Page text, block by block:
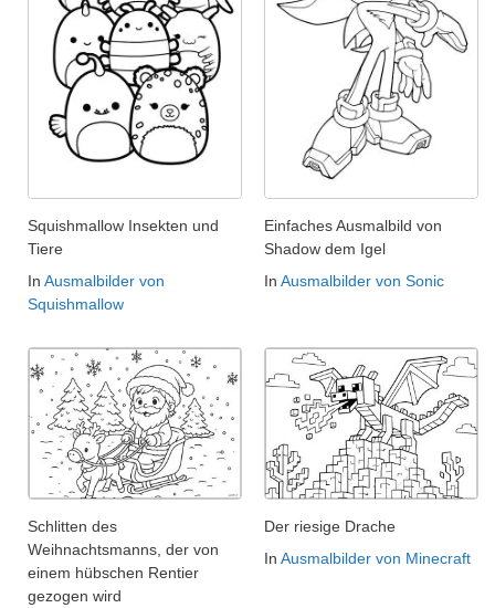
Squishmallow Insekten und
Tiere
In Ausmalbilder von
Squishmallow
Einfaches Ausmalbild von
Shadow dem Igel
In Ausmalbilder von Sonic
Schlitten des
Weihnachtsmanns, der von
einem hübschen Rentier
gezogen wird
Der riesige Drache
In Ausmalbilder von Minecraft